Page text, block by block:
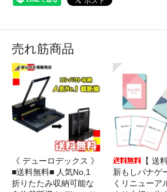
売れ筋商品
《 デューロデックス 》
■送料無料■ 人気No,1
折りたたみ収納可能な
【 送
新もしバナゲ
くリニューア